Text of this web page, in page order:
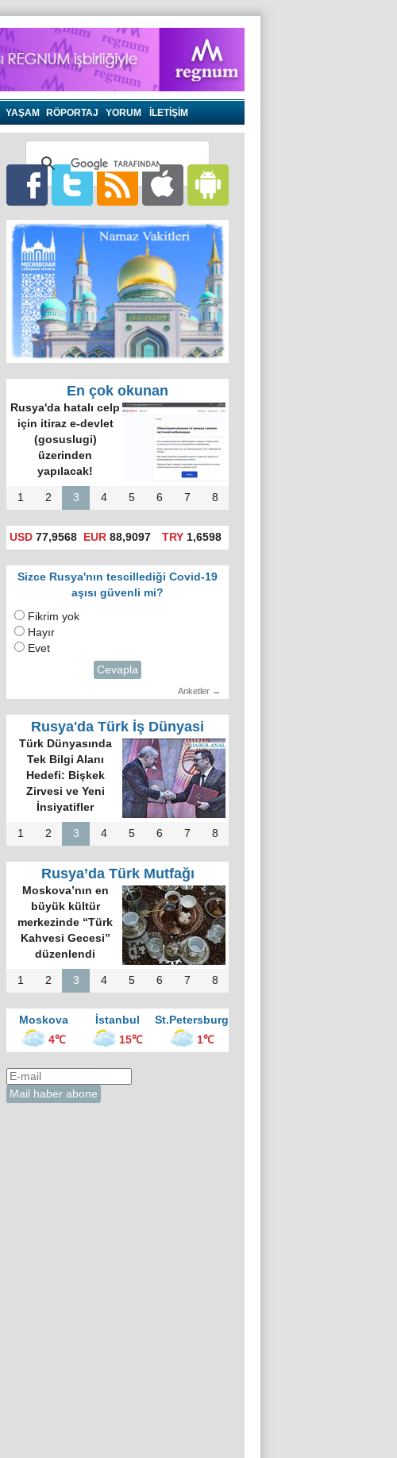
YAŞAM RÖPORTAJ YORUM İLETİŞİM
En çok okunan
Rusya'da hatalı celp
için itiraz e-devlet
(gosuslugi)
üzerinden
yapılacak!
1 2 3 4 5 6 7 8
USD 77,9568 EUR 88,9097 TRY1,6598
Sizce Rusya'nın tescillediği Covid-19
aşısı güvenli mi?
Fikrim yok
Hayır
Evet
Cevapla
Anketler →
Rusya'da Türk İş Dünyasi
Türk Dünyasında
Tek Bilgi Alanı
Hedefi: Bişkek
Zirvesi ve Yeni
İnsiyatifler
1 2 3 4 5 6 7 8
Rusya’da Türk Mutfağı
Moskova’nın en
büyük kültür
merkezinde “Türk
Kahvesi Gecesi”
düzenlendi
1 2 3 4 5 6 7 8
Moskova İstanbul
St.Petersburg
4℃
15℃ 1℃